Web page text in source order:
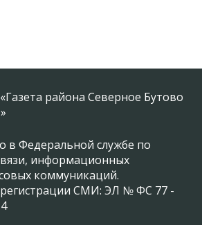
района Северное Бутово
в Федеральной службе по
информационных
коммуникаций.
СМИ: ЭЛ № ФС 77 -